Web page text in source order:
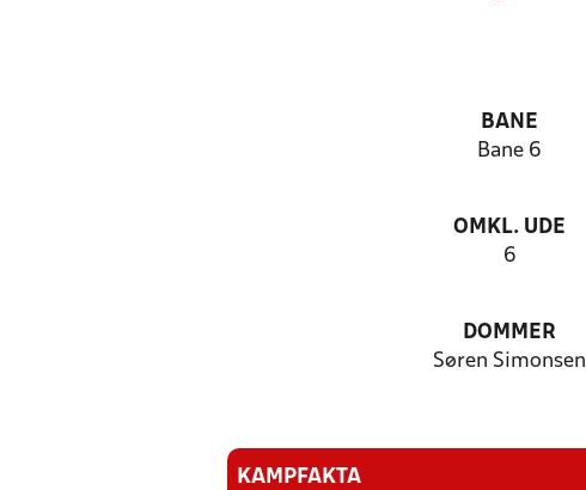
BANE
Bane 6
OMKL. UDE
6
DOMMER
Søren Simonsen
KAMPFAKTA